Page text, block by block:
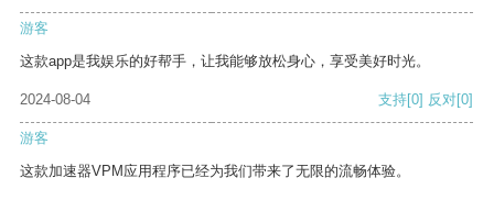
游客
这款app是我娱乐的好帮手，让我能够放松身心，享受美好时光。
2024-08-04 支持[0] 反对[0]
游客
这款加速器VPM应用程序已经为我们带来了无限的流畅体验。